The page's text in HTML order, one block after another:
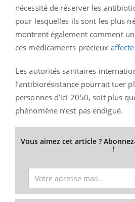
nécessité de réserver les
pour lesquelles ils sont les plus
montrent également comment
ces médicaments précieux
Les autorités sanitaires
l’antibiorésistance pourrait tuer
personnes d’ici 2050, soit plus
phénomène n’est pas endigué.
Vous aimez cet article ?
!